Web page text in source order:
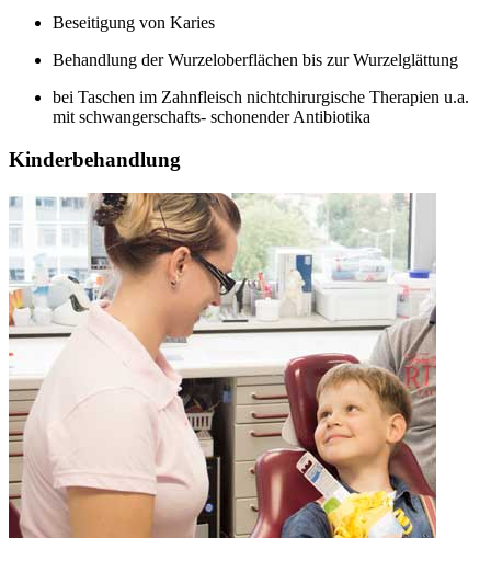
Beseitigung von Karies
Behandlung der Wurzeloberflächen bis zur Wurzelglättung
bei Taschen im Zahnfleisch nichtchirurgische Therapien u.a.
mit schwangerschafts- schonender Antibiotika
Kinderbehandlung